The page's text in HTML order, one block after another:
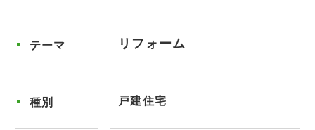
テーマ リフォーム
種別 戸建住宅